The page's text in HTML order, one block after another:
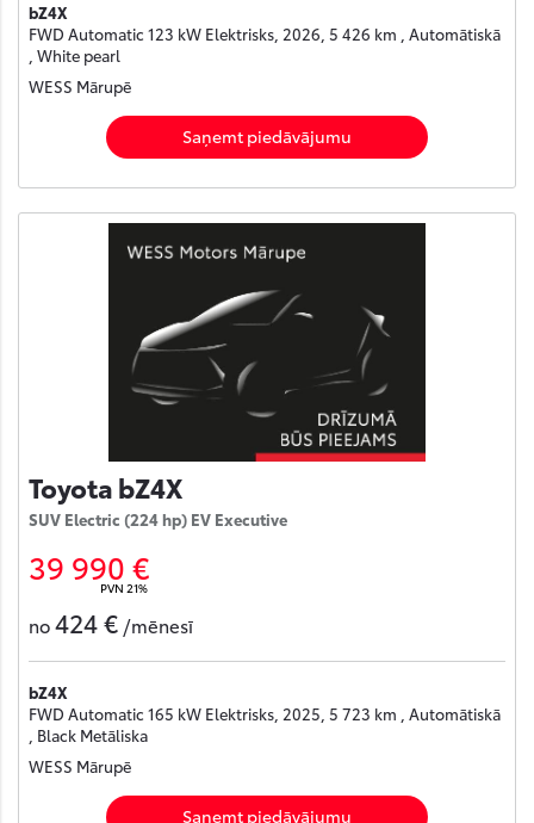
bZ4X
FWD Automatic 123 kW Elektrisks, 2026, 5 426 km , Automātiskā
, White pearl
WESS Mārupē
Saņemt piedāvājumu
Toyota bZ4X
SUV Electric (224 hp) EV Executive
39 990 €
PVN 21%
no424 € /mēnesī
bZ4X
FWD Automatic 165 kW Elektrisks, 2025, 5 723 km , Automātiskā
, Black Metāliska
WESS Mārupē
Saņemt piedāvājumu